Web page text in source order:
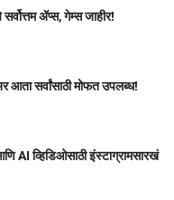
ॲप्स, गेम्स जाहीर!
सर्वांसाठी मोफत उपलब्ध!
व्हिडिओसाठी इंस्टाग्रामसारखं